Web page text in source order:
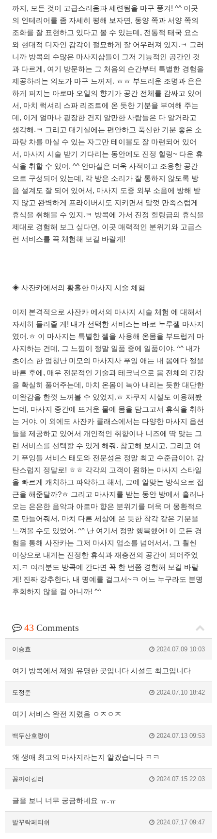
까지, 모든 것이 고급스러움과 세련됨을 마구 풍겨! ^^ 이곳
의 인테리어를 좀 자세히 평해 보자면, 동양 쪽과 서양 쪽의
조화를 잘 표현하고 있다고 볼 수 있는데, 전통적 태국 요소
와 현대적 디자인 감각이 절묘하게 잘 어우러져 있지.ㅋ 그러
니까 방콕의 수많은 마사지샵들이 그저 기능적인 공간인 것
과 다르게, 여기 방문하는 그 처음의 순간부터 특별한 경험을
제공하려는 의도가 마구 느껴져. ㅎㅎ 부드러운 조명과 은은
하게 퍼지는 아로마 오일의 향기가 공간 전체를 감싸고 있어
서, 마치 럭셔리 스파 리조트에 온 듯한 기분을 부여해 주는
데, 이게 얼마나 굉장한 건지 알만한 사람들은 다 알거라고
생각해.ㅋ 그리고 대기실에는 편안하고 푹신한 기분 좋은 소
파랑 차를 마실 수 있는 자그만 테이블도 잘 마련되어 있어
서, 마사지 시술 받기 기다리는 동안에도 진정 힐링~ 다운 휴
식을 취할 수 있어. ^^ 안마실은 더욱 사적이고 조용한 공간
으로 구성되어 있는데, 각 방은 소리가 잘 통하지 않도록 방
음 설계도 잘 되어 있어서, 마사지 도중 외부 소음에 방해 받
지 않고 완벽하게 프라이버시도 지키면서 맘껏 만족스럽게
휴식을 취해볼 수 있지.ㅋ 방콕에 가서 진정 힐링급의 휴식을
제대로 경험해 보고 싶다면, 이곳 매력적인 분위기와 고급스
런 서비스를 꼭 체험해 보길 바랄게!
◈ 사잔카에서의 황홀한 마사지 시술 체험
이제 본격적으로 사잔카 에서의 마사지 시술 체험 에 대해서
자세히 들려줄 게! 내가 선택한 서비스는 바로 누루젤 마사지
였어.ㅎ 이 마사지는 특별한 젤을 사용해 온몸을 부드럽게 마
사지하는 건데, 그 느낌이 정말 일품 중에 일품이야. ^^ 내가
초이스 한 엄청난 미모의 마사지사 푸잉 애는 내 몸에다 젤을
바른 후에, 매우 전문적인 기술과 테크닉으로 몸 전체의 긴장
을 확실히 풀어주는데, 마치 온몸이 녹아 내리는 듯한 대단한
이완감을 한껏 느껴볼 수 있었지.ㅎ 자쿠지 시설도 이용해봤
는데, 마사지 중간에 뜨거운 물에 몸을 담그고서 휴식을 취하
는 거야. 이 외에도 사잔카 클래스에서는 다양한 마사지 옵션
들을 제공하고 있어서 개인적인 취향이나 니즈에 딱 맞는 그
런 서비스를 선택할 수 있게 해줘. 참고해 보시고, 그리고 여
기 푸잉들 서비스 태도와 전문성은 정말 최고 수준급이야, 감
탄스럽지 정말로! ㅎㅎ 각각의 고객이 원하는 마사지 스타일
을 빠르게 캐치하고 파악하고 해서, 그에 알맞는 방식으로 접
근을 해준달까?ㅎ 그리고 마사지를 받는 동안 방에서 흘러나
오는 은은한 음악과 아로마 향은 분위기를 더욱 더 몽환적으
로 만들어줘서, 마치 다른 세상에 온 듯한 착각 같은 기분을
느껴볼 수도 있었어. ^^ 난 여기서 정말 행복했어! 이 모든 경
험을 통해 사잔카는 그저 마사지 업소를 넘어서서, 그 훨씬
이상으로 내게는 진정한 휴식과 재충전의 공간이 되어주었
지.ㅋ 여러분도 방콕에 간다면 꼭 한 번쯤 경험해 보길 바랄
게! 진짜 강추한다, 내 명예를 걸고서~ㅋ 어느 누구라도 분명
후회하지 않을 걸 아니까! ^^
43 Comments
이승효 2024.07.09 10:03
여기 방콕에서 제일 유명한 곳입니다 시설도 최고입니다
도정준 2024.07.10 18:42
여기 서비스 완전 지렸음 ㅇㅈㅇㅈ
백두산호랑이 2024.07.13 09:53
왜 생애 최고의 마사지라는지 알겠습니다 ㅋㅋ
꽁까이킬러 2024.07.15 22:03
글을 보니 너무 궁금하네요 ㅠ.ㅠ
발꾸락페티쉬 2024.07.17 09:47